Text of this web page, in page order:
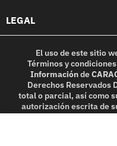
LEGAL
El uso de este sitio
Términos y condiciones
Informaciónde
Derechos Reservados
total o parcial, así como
autorización escrita de
in part, or